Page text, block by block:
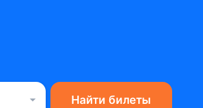
Найти билеты